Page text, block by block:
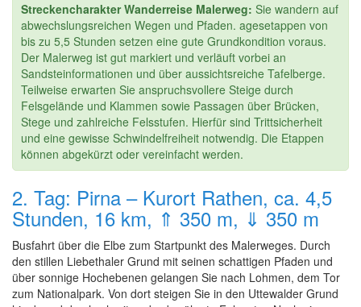
Streckencharakter Wanderreise Malerweg: Sie wandern auf
abwechslungsreichen Wegen und Pfaden. agesetappen von
bis zu 5,5 Stunden setzen eine gute Grundkondition voraus.
Der Malerweg ist gut markiert und verläuft vorbei an
Sandsteinformationen und über aussichtsreiche Tafelberge.
Teilweise erwarten Sie anspruchsvollere Steige durch
Felsgelände und Klammen sowie Passagen über Brücken,
Stege und zahlreiche Felsstufen. Hierfür sind Trittsicherheit
und eine gewisse Schwindelfreiheit notwendig. Die Etappen
können abgekürzt oder vereinfacht werden.
2. Tag: Pirna – Kurort Rathen, ca. 4,5
Stunden, 16 km, ⇑ 350 m, ⇓ 350 m
Busfahrt über die Elbe zum Startpunkt des Malerweges. Durch
den stillen Liebethaler Grund mit seinen schattigen Pfaden und
über sonnige Hochebenen gelangen Sie nach Lohmen, dem Tor
zum Nationalpark. Von dort steigen Sie in den Uttewalder Grund